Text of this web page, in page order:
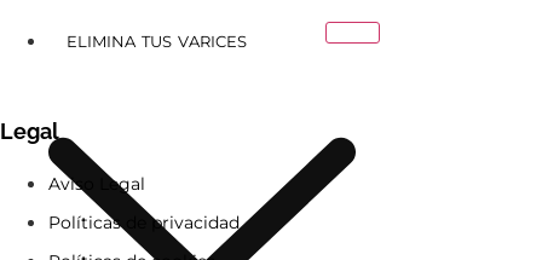
ELIMINA TUS VARICES
Legal
Aviso Legal
Políticas de privacidad